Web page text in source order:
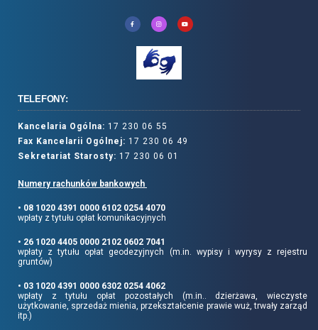
TELEFONY:
Kancelaria Ogólna: 17 230 06 55
Fax Kancelarii Ogólnej: 17 230 06 49
Sekretariat Starosty: 17 230 06 01
Numery rachunków bankowych
• 08 1020 4391 0000 6102 0254 4070
wpłaty z tytułu opłat komunikacyjnych
• 26 1020 4405 0000 2102 0602 7041
wpłaty z tytułu opłat geodezyjnych (m.in. wypisy i wyrysy z rejestru
gruntów)
• 03 1020 4391 0000 6302 0254 4062
wpłaty z tytułu opłat pozostałych (m.in.. dzierżawa, wieczyste
użytkowanie, sprzedaż mienia, przekształcenie prawie wuż, trwały zarząd
itp.)